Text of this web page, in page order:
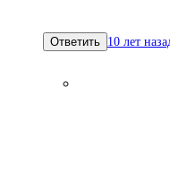
Ответить 10 лет